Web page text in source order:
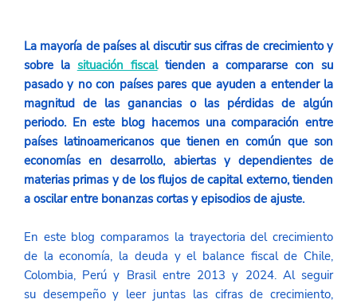
La mayoría de países al discutir sus cifras de crecimiento y
sobre la situación fiscal tienden a compararse con su
pasado y no con países pares que ayuden a entender la
magnitud de las ganancias o las pérdidas de algún
periodo. En este blog hacemos una comparación entre
países latinoamericanos que tienen en común que son
economías en desarrollo, abiertas y dependientes de
materias primas y de los flujos de capital externo, tienden
a oscilar entre bonanzas cortas y episodios de ajuste.
En este blog comparamos la trayectoria del crecimiento
de la economía, la deuda y el balance fiscal de Chile,
Colombia, Perú y Brasil entre 2013 y 2024. Al seguir
su desempeño y leer juntas las cifras de crecimiento,